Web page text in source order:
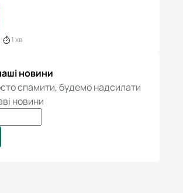
1 хв
новини
спамити, будемо надсилати
новини